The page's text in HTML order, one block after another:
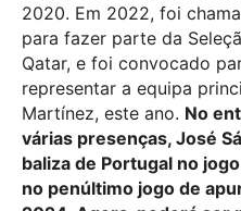
2020. Em 2022, foi
para fazer parte da
Qatar, e foi convocado
representar a equipa
Martínez, este ano. No
várias presenças, José
baliza de Portugal no
no penúltimo jogo de